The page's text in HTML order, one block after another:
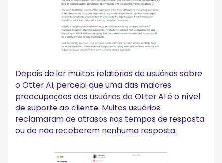
Depois de ler muitos relatórios de usuários sobre
o Otter AI, percebi que uma das maiores
preocupações dos usuários do Otter AI é o nível
de suporte ao cliente. Muitos usuários
reclamaram de atrasos nos tempos de resposta
ou de não receberem nenhuma resposta.